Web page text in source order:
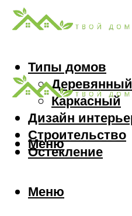
Типы домов
Деревянный
Каркасный
Дизайн
Строительство
Остекление
Меню
Меню